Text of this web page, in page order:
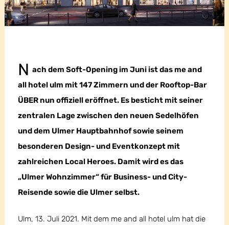
N ach dem Soft-Opening im Juni ist das me and
all hotel ulm mit 147 Zimmern und der Rooftop-Bar
ÜBER nun offiziell eröffnet. Es besticht mit seiner
zentralen Lage zwischen den neuen Sedelhöfen
und dem Ulmer Hauptbahnhof sowie seinem
besonderen Design- und Eventkonzept mit
zahlreichen Local Heroes. Damit wird es das
„Ulmer Wohnzimmer“ für Business- und City-
Reisende sowie die Ulmer selbst.
Ulm, 13. Juli 2021. Mit dem me and all hotel ulm hat die